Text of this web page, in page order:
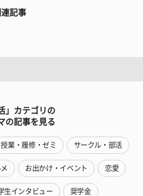
連記事
」カテゴリの
の記事を見る
授業・履修・ゼミ サークル・部活
お出かけ・イベント 恋愛
生インタビュー 奨学金